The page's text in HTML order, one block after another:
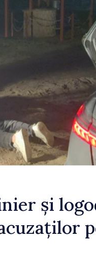
și
fluidizat;
în condiții